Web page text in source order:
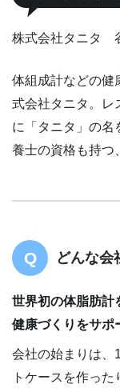
株式会社タニタ
体組成計などの健
式会社タニタ。レ
に「タニタ」の名
養士の資格も持つ
どんな会
世界初の体脂肪計
健康づくりをサポ
会社の始まりは、
トケースを作っ